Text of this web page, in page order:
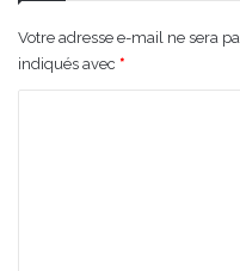
Votre adresse e-mail ne sera
indiqués avec *